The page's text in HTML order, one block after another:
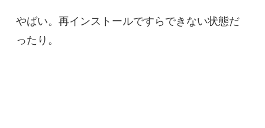
やばい。再インストールですらできない状態だ
ったり。